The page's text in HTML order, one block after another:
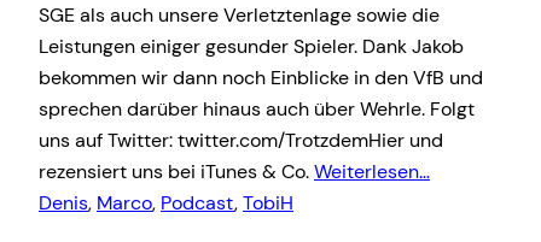
SGE als auch unsere Verletztenlage sowie die
Leistungen einiger gesunder Spieler. Dank Jakob
bekommen wir dann noch Einblicke in den VfB und
sprechen darüber hinaus auch über Wehrle. Folgt
uns auf Twitter: twitter.com/TrotzdemHier und
rezensiert uns bei iTunes & Co.Weiterlesen…
Denis, Marco, Podcast, TobiH